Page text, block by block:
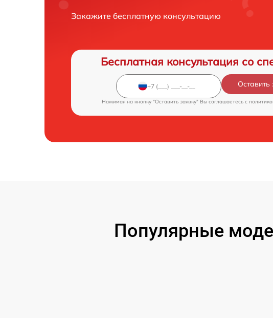
Закажите бесплатную консультацию
Бесплатная консультация со
Оставить
Нажимая на кнопку "Оставить заявку" Вы соглашаетесь c
Популярные